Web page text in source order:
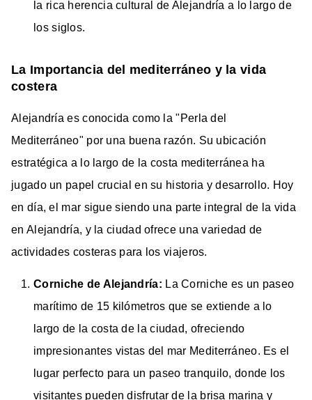
la rica herencia cultural de Alejandría a lo largo de
los siglos.
La Importancia del mediterráneo y la vida
costera
Alejandría es conocida como la "Perla del
Mediterráneo" por una buena razón. Su ubicación
estratégica a lo largo de la costa mediterránea ha
jugado un papel crucial en su historia y desarrollo. Hoy
en día, el mar sigue siendo una parte integral de la vida
en Alejandría, y la ciudad ofrece una variedad de
actividades costeras para los viajeros.
Corniche de Alejandría: La Corniche es un paseo
marítimo de 15 kilómetros que se extiende a lo
largo de la costa de la ciudad, ofreciendo
impresionantes vistas del mar Mediterráneo. Es el
lugar perfecto para un paseo tranquilo, donde los
visitantes pueden disfrutar de la brisa marina y